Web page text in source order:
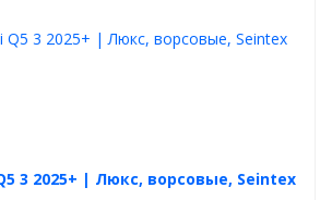
3 2025+ | Люкс, ворсовые, Seintex